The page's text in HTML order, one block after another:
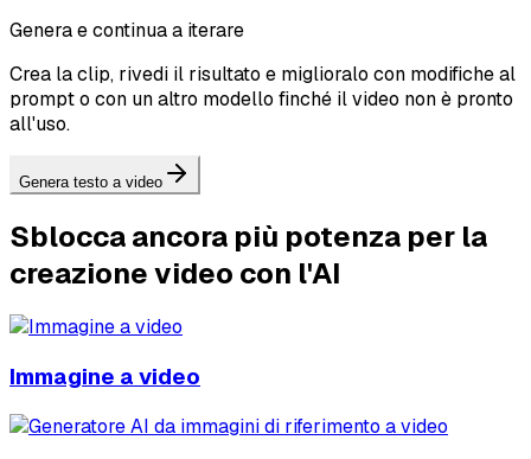
Genera e continua a iterare
Crea la clip, rivedi il risultato e miglioralo con modifiche al
prompt o con un altro modello finché il video non è pronto
all'uso.
Genera testo a video
Sblocca ancora più potenza per la
creazione video con l'AI
Immagine a video